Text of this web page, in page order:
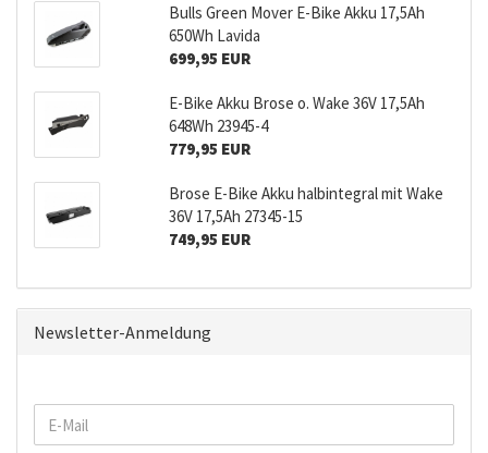
Bulls Green Mover E-Bike Akku 17,5Ah
650Wh Lavida
699,95 EUR
E-Bike Akku Brose o. Wake 36V 17,5Ah
648Wh 23945-4
779,95 EUR
Brose E-Bike Akku halbintegral mit Wake
36V 17,5Ah 27345-15
749,95 EUR
Newsletter-Anmeldung
WEITER
ZUR
E-
Mail